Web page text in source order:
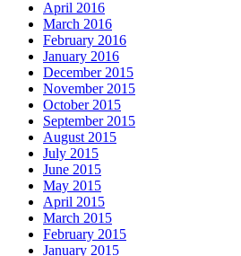
April 2016
March 2016
February 2016
January 2016
December 2015
November 2015
October 2015
September 2015
August 2015
July 2015
June 2015
May 2015
April 2015
March 2015
February 2015
January 2015